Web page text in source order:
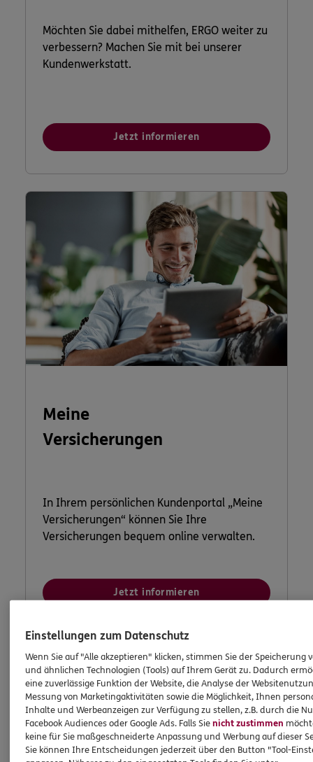
Möchten Sie dabei mithelfen, ERGO weiter zu
verbessern? Machen Sie mit bei unserer
Kundenwerkstatt.
Jetzt informieren
Meine
Versicherungen
In Ihrem persönlichen Kundenportal „Meine
Versicherungen“ können Sie Ihre
Versicherungen bequem online verwalten.
Jetzt informieren
Einstellungen zum Datenschutz
Wenn Sie auf "Alle akzeptieren" klicken, stimmen Sie der Speicherung
und ähnlichen Technologien (Tools) auf Ihrem Gerät zu. Dadurch
eine zuverlässige Funktion der Website, die Analyse der
Messung von Marketingaktivitäten sowie die Möglichkeit, Ihnen
Inhalte und Werbeanzeigen zur Verfügung zu stellen, z.B. durch die
Facebook Audiences oder Google Ads. Falls Sienicht zustimmen
keine für Sie maßgeschneiderte Anpassung und Werbung auf dieser
Sie können Ihre Entscheidungen jederzeit über den Button "Tool-